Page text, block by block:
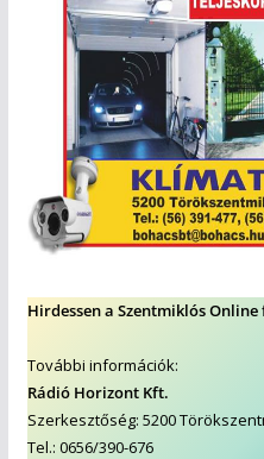
Hirdessen a Szentmiklós
További információk:
Rádió Horizont Kft.
Szerkesztőség: 5200
Tel.: 0656/390-676